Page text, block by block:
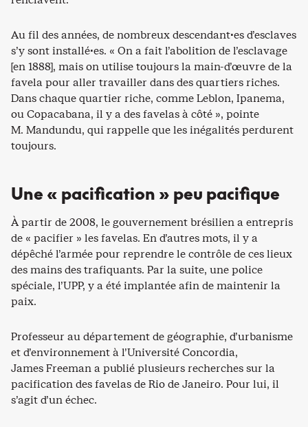
Au fil des années, de nombreux descendant·es d’esclaves
s’y sont installé·es. « On a fait l’abolition de l’esclavage
[en 1888], mais on utilise toujours la main-d’œuvre de la
favela pour aller travailler dans des quartiers riches.
Dans chaque quartier riche, comme Leblon, Ipanema,
ou Copacabana, il y a des favelas à côté », pointe
M. Mandundu, qui rappelle que les inégalités perdurent
toujours.
Une « pacification » peu pacifique
À partir de 2008, le gouvernement brésilien a entrepris
de « pacifier » les favelas. En d’autres mots, il y a
dépêché l’armée pour reprendre le contrôle de ces lieux
des mains des trafiquants. Par la suite, une police
spéciale, l’UPP, y a été implantée afin de maintenir la
paix.
Professeur au département de géographie, d’urbanisme
et d’environnement à l’Université Concordia,
James Freeman a publié plusieurs recherches sur la
pacification des favelas de Rio de Janeiro. Pour lui, il
s’agit d’un échec.